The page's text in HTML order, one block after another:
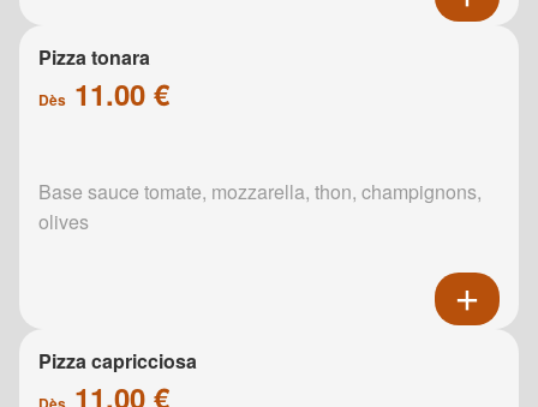
Pizza tonara
Dès 11.00 €
Base sauce tomate, mozzarella, thon, champignons,
olives
Pizza capricciosa
11.00 €